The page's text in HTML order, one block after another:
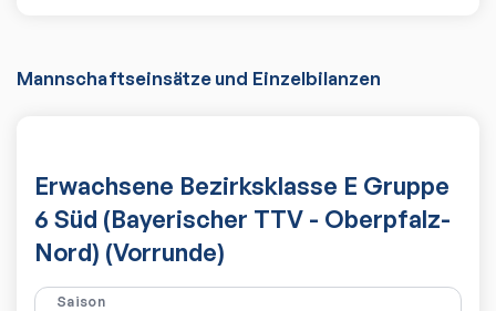
Mannschaftseinsätze und Einzelbilanzen
Erwachsene Bezirksklasse E Gruppe
6 Süd (Bayerischer TTV - Oberpfalz-
Nord) (Vorrunde)
Saison